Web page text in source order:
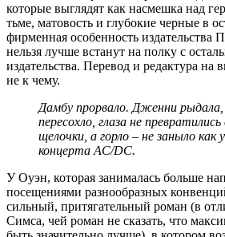
которые выглядят как насмешка над
тьме, матовость и глубокие черные в
фирменная особенность издательства
нельзя лучше встанут на полку с
издательства. Перевод и редактура на
не к чему.
Дамбу прорвало. Дженни рыдала,
пересохло, глаза не
щелочки, а горло – не заныло как
концерта AC/DC.
У Оуэн, которая занималась больше
посещениями разнообразных
сильный, притягательный роман (в
Симса, чей роман не сказать, что